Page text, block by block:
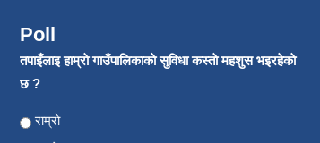
Poll
तपाइँलाइ हाम्राे गाउँपालिकाकाे सुविधा कस्ताे महशुस भइरहेकाे
छ ?
Choices
राम्राे